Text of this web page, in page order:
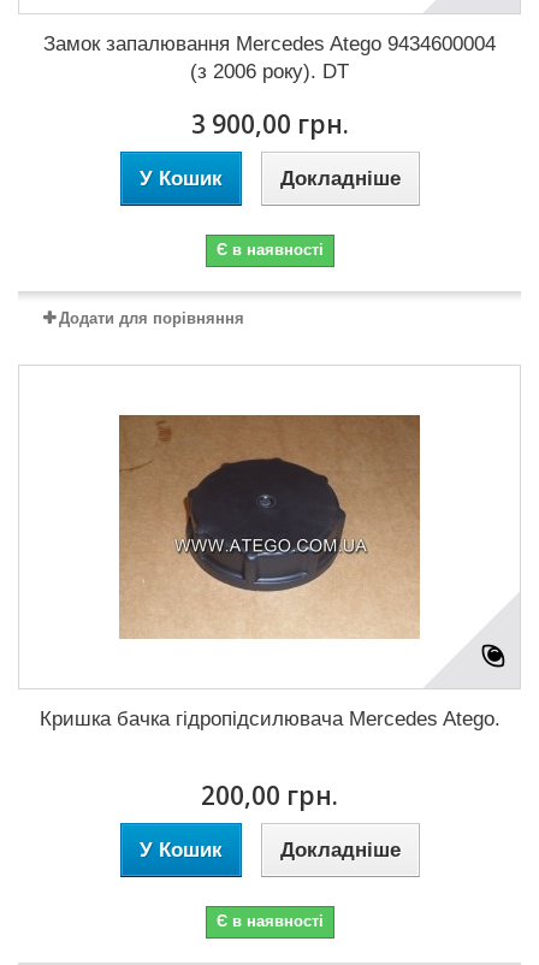
Замок запалювання Mercedes Atego 9434600004
(з 2006 року). DT
3 900,00 грн.
У Кошик Докладніше
Є в наявності
Додати для порівняння
Кришка бачка гідропідсилювача Mercedes Atego.
200,00 грн.
У Кошик Докладніше
Є в наявності